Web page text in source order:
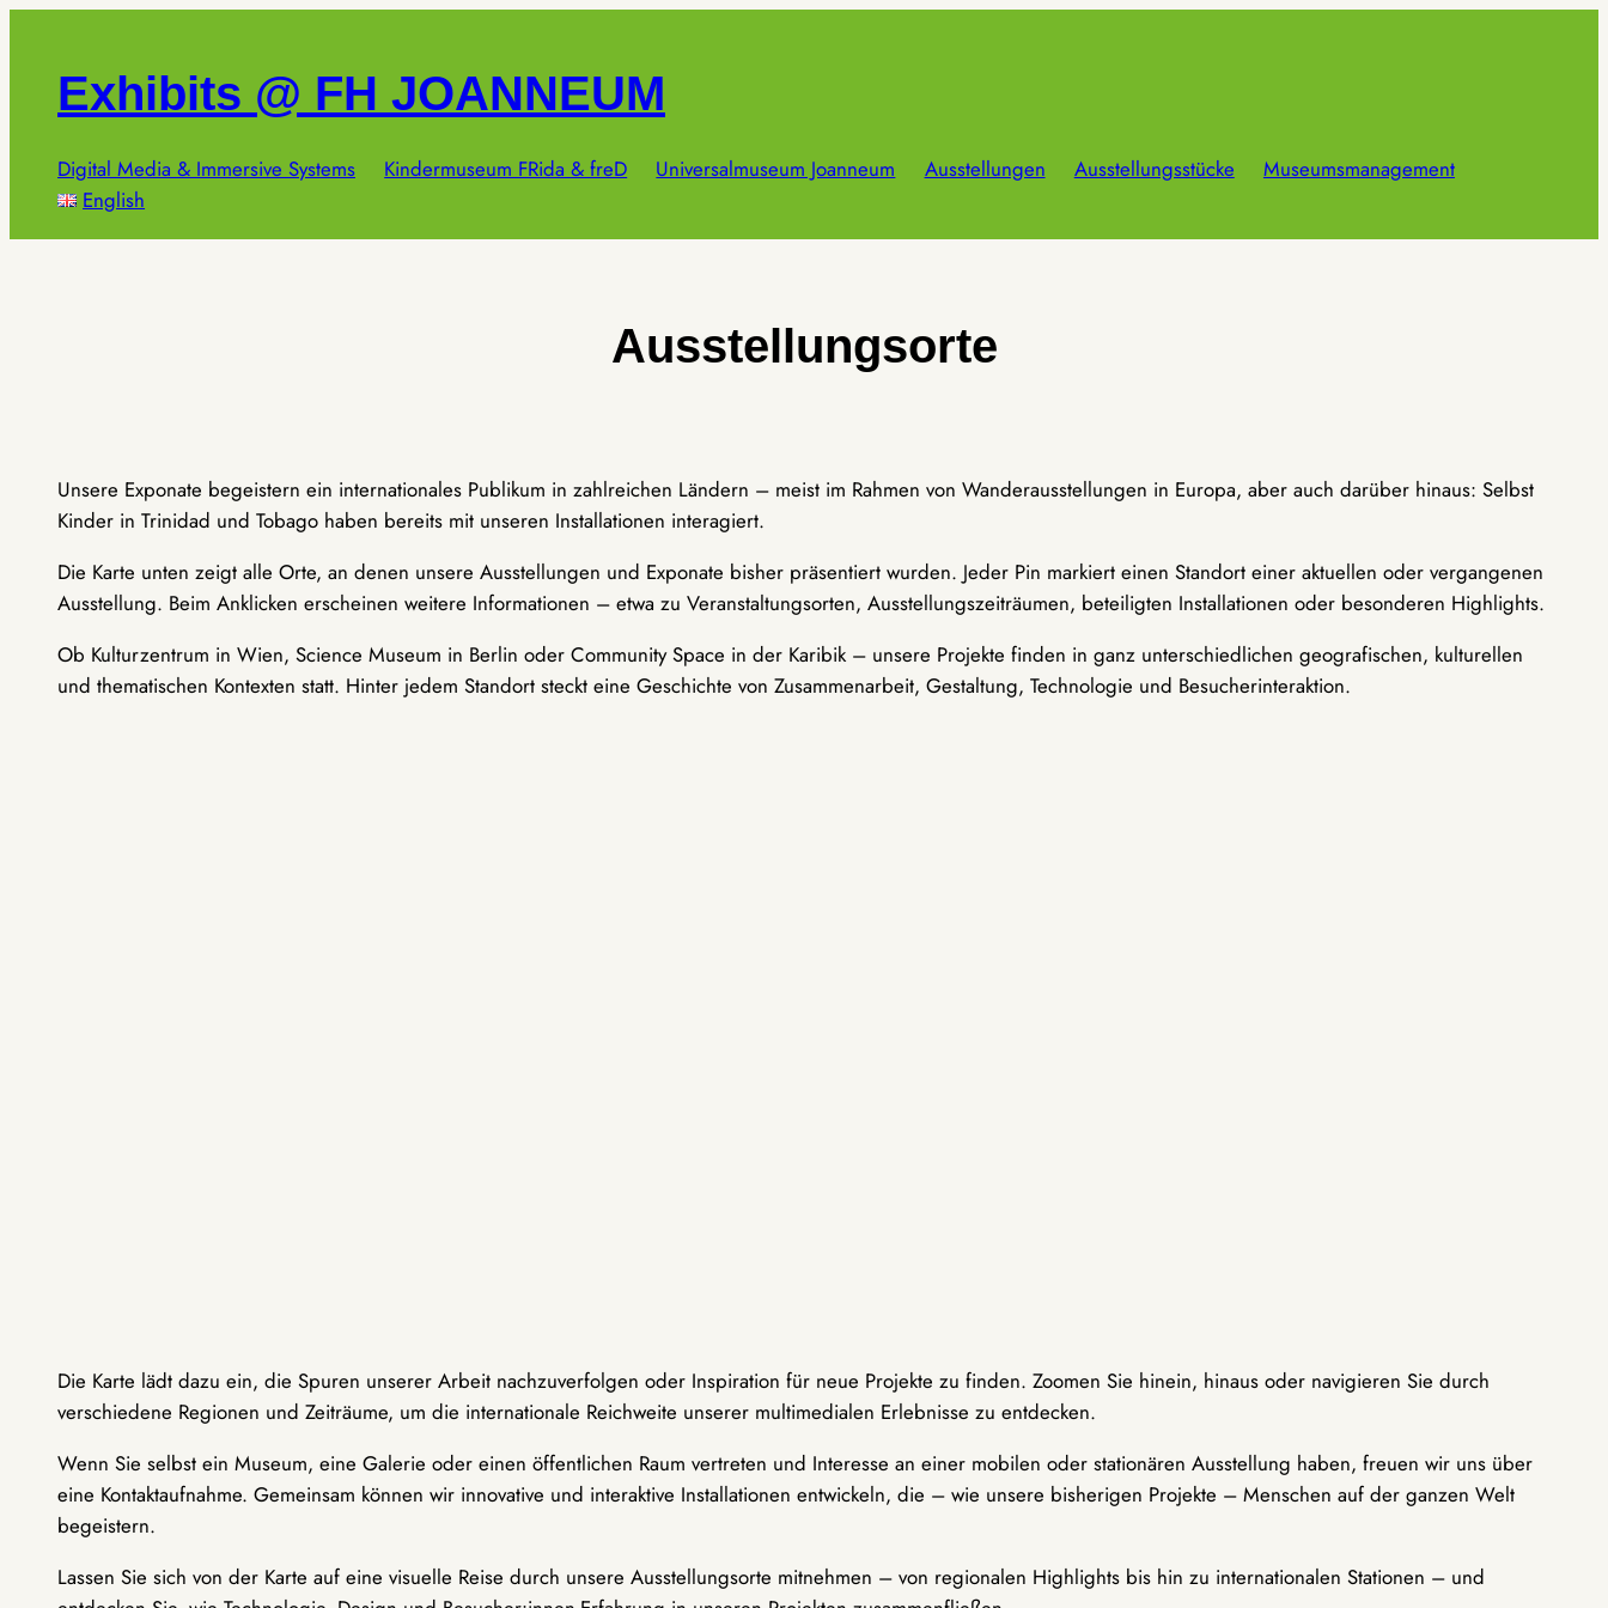
springenExhibits @ FH JOANNEUM
Digital Media & Immersive Systems Kindermuseum FRida & freD Universalmuseum Joanneum Ausstellungen Ausstellungsstücke
Museumsmanagement
English
Ausstellungsorte
Unsere Exponate begeistern ein internationales Publikum in zahlreichen Ländern – meist im Rahmen von Wanderausstellungen in Europa, aber auch darüber hinaus: Selbst
Kinder in Trinidad und Tobago haben bereits mit unseren Installationen interagiert.
Die Karte unten zeigt alle Orte, an denen unsere Ausstellungen und Exponate bisher präsentiert wurden. Jeder Pin markiert einen Standort einer aktuellen oder vergangenen
Ausstellung. Beim Anklicken erscheinen weitere Informationen – etwa zu Veranstaltungsorten, Ausstellungszeiträumen, beteiligten Installationen oder besonderen Highlights.
Ob Kulturzentrum in Wien, Science Museum in Berlin oder Community Space in der Karibik – unsere Projekte finden in ganz unterschiedlichen geografischen, kulturellen
und thematischen Kontexten statt. Hinter jedem Standort steckt eine Geschichte von Zusammenarbeit, Gestaltung, Technologie und Besucherinteraktion.
Die Karte lädt dazu ein, die Spuren unserer Arbeit nachzuverfolgen oder Inspiration für neue Projekte zu finden. Zoomen Sie hinein, hinaus oder navigieren Sie durch
verschiedene Regionen und Zeiträume, um die internationale Reichweite unserer multimedialen Erlebnisse zu entdecken.
Wenn Sie selbst ein Museum, eine Galerie oder einen öffentlichen Raum vertreten und Interesse an einer mobilen oder stationären Ausstellung haben, freuen wir uns über
eine Kontaktaufnahme. Gemeinsam können wir innovative und interaktive Installationen entwickeln, die – wie unsere bisherigen Projekte – Menschen auf der ganzen Welt
begeistern.
Lassen Sie sich von der Karte auf eine visuelle Reise durch unsere Ausstellungsorte mitnehmen – von regionalen Highlights bis hin zu internationalen Stationen – und